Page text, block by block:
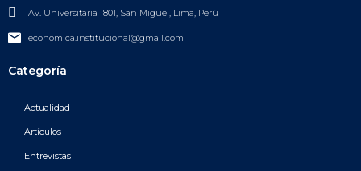
Av. Universitaria 1801, San Miguel, Lima, Perú
economica.institucional@gmail.com
Categoría
Actualidad
Artículos
Entrevistas